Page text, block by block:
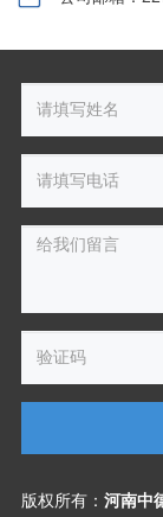
版权所有： 河南中